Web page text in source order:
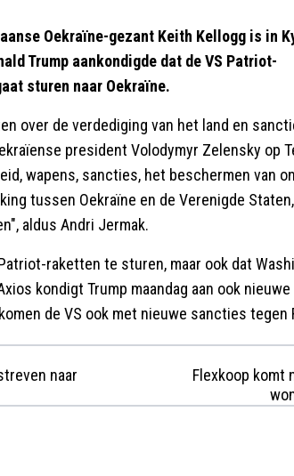
Oekraïne-gezant Keith Kellogg is in
Trump aankondigde dat de VS Patriot-
sturen naar Oekraïne.
over de verdediging van het land en
president Volodymyr Zelensky op
wapens, sancties, het beschermen van
tussen Oekraïne en de Verenigde
aldus Andri Jermak.
raketten te sturen, maar ook dat
kondigt Trump maandag aan ook
de VS ook met nieuwe sancties tegen
naar
Flexkoop komt